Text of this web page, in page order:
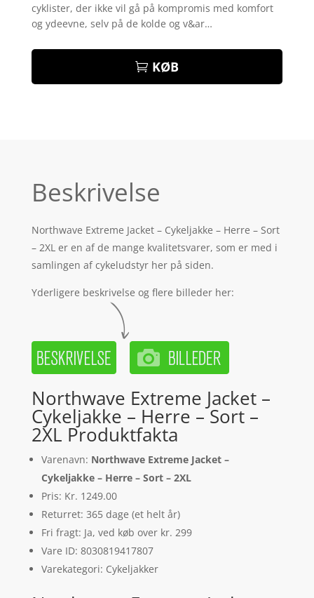
kundebedø
mmelser
cyklister, der ikke vil gå på kompromis med komfort
og ydeevne, selv på de kolde og v&ar…
KØB
Beskrivelse
Northwave Extreme Jacket – Cykeljakke – Herre – Sort
– 2XL er en af de mange kvalitetsvarer, som er med i
samlingen af cykeludstyr her på siden.
Yderligere beskrivelse og flere billeder her:
Northwave Extreme Jacket –
Cykeljakke – Herre – Sort –
2XL Produktfakta
Varenavn: Northwave Extreme Jacket –
Cykeljakke – Herre – Sort – 2XL
Pris: Kr. 1249.00
Returret: 365 dage (et helt år)
Fri fragt: Ja, ved køb over kr. 299
Vare ID: 8030819417807
Varekategori: Cykeljakker